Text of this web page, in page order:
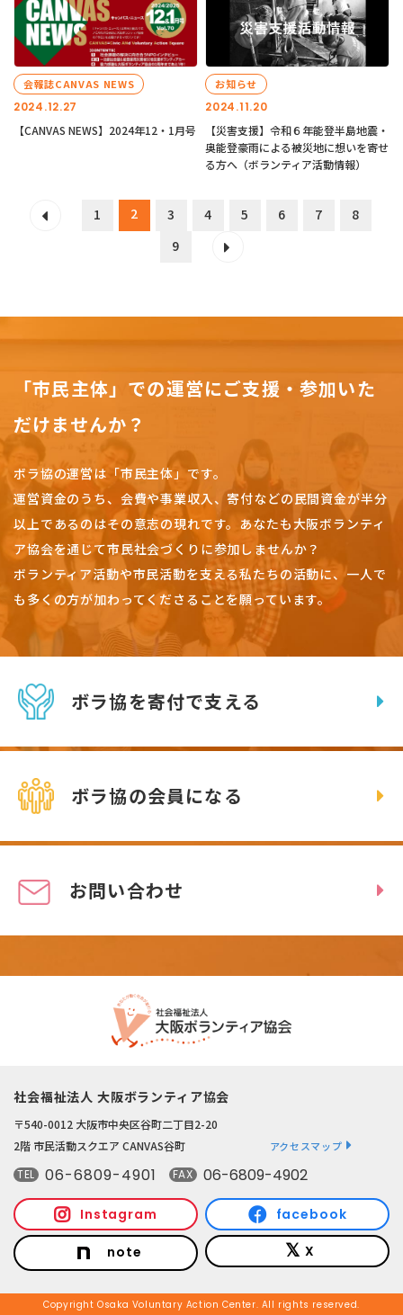
2024.12.27
会報誌CANVAS NEWS
【CANVAS NEWS】2024年12・1月号
2024.11.20
お知らせ
【災害支援】令和６年能登半島地震・
奥能登豪雨による被災地に想いを寄せ
る方へ（ボランティア活動情報）
1 2 3 4 5 6 7
8
9
「市民主体」での運営にご支援・参加いた
だけませんか？
ボラ協の運営は「市民主体」です。
運営資金のうち、会費や事業収入、寄付などの民間資金が半分
以上であるのはその意志の現れです。 あなたも大阪ボランティ
ア協会を通じて市民社会づくりに参加しませんか？
ボランティア活動や市民活動を支える私たちの活動に、一人で
も多くの方が加わってくださることを願っています。
ボラ協を寄付で支える
ボラ協の会員になる
お問い合わせ
社会福祉法人 大阪ボランティア協会
〒540-0012 大阪市中央区谷町二丁目2-20
2階 市民活動スクエア CANVAS谷町
アクセスマップ
TEL 06-6809-4901 FAX 06-6809-4902
Instagram facebook
note X
Copyright Osaka Voluntary Action Center. All rights reserved.